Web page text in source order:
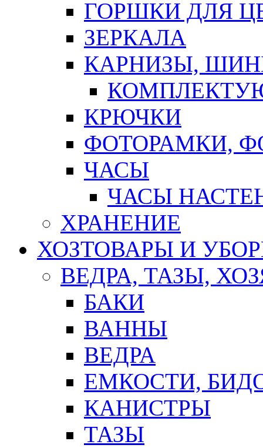
ГОРШКИ ДЛЯ
ЗЕРКАЛА
КАРНИЗЫ,
КРЮЧКИ
ФОТОРАМКИ,
ЧАСЫ
ЧАСЫ
ХРАНЕНИЕ
ХОЗТОВАРЫ И
ВЕДРА, ТАЗЫ,
БАКИ
ВАННЫ
ВЕДРА
ЕМКОСТИ,
КАНИСТРЫ
ТАЗЫ